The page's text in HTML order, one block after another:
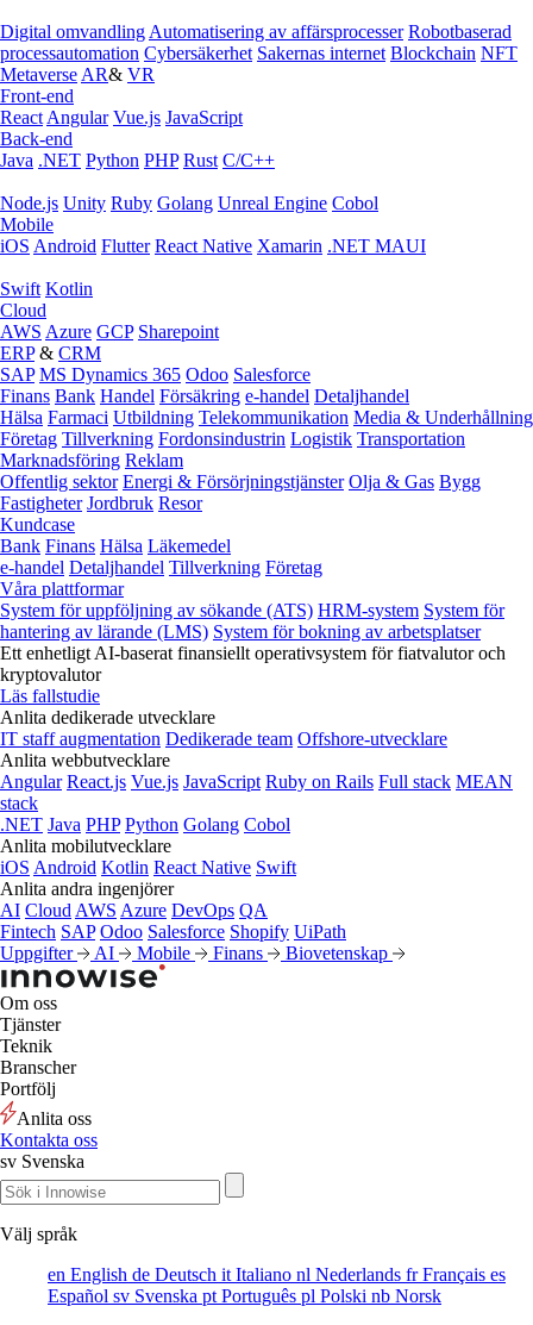
Digital omvandling Automatisering av affärsprocesser Robotbaserad
processautomation Cybersäkerhet Sakernas internet Blockchain NFT
Metaverse AR& VR
Front-end
React Angular Vue.js JavaScript
Back-end
Java .NET Python PHP Rust C/C++
Node.js Unity Ruby Golang Unreal Engine Cobol
Mobile
iOS Android Flutter React Native Xamarin .NET MAUI
Swift Kotlin
Cloud
AWS Azure GCP Sharepoint
ERP& CRM
SAP MS Dynamics 365 Odoo Salesforce
Finans Bank Handel Försäkring e‑handel Detaljhandel
Hälsa Farmaci Utbildning Telekommunikation Media & Underhållning
Företag Tillverkning Fordonsindustrin Logistik Transportation
Marknadsföring Reklam
Offentlig sektor Energi & Försörjningstjänster Olja & Gas Bygg
Fastigheter Jordbruk Resor
Kundcase
Bank Finans Hälsa Läkemedel
e‑handel Detaljhandel Tillverkning Företag
Våra plattformar
System för uppföljning av sökande (ATS) HRM-system System för
hantering av lärande (LMS) System för bokning av arbetsplatser
Ett enhetligt AI-baserat finansiellt operativsystem för fiatvalutor och
kryptovalutor
Läs fallstudie
Anlita dedikerade utvecklare
IT staff augmentation Dedikerade team Offshore-utvecklare
Anlita webbutvecklare
Angular React.js Vue.js JavaScript Ruby on Rails Full stack MEAN
stack
.NET Java PHP Python Golang Cobol
Anlita mobilutvecklare
iOS Android Kotlin React Native Swift
Anlita andra ingenjörer
AI Cloud AWS Azure DevOps QA
Fintech SAP Odoo Salesforce Shopify UiPath
Uppgifter
AI Mobile Finans Biovetenskap
Om oss
Tjänster
Teknik
Branscher
Portfölj
Anlita oss
Kontakta oss
sv Svenska
Välj språk
en English de Deutsch it Italiano nl Nederlands frFrançais es
Español sv Svenska pt Português pl Polski nb Norsk